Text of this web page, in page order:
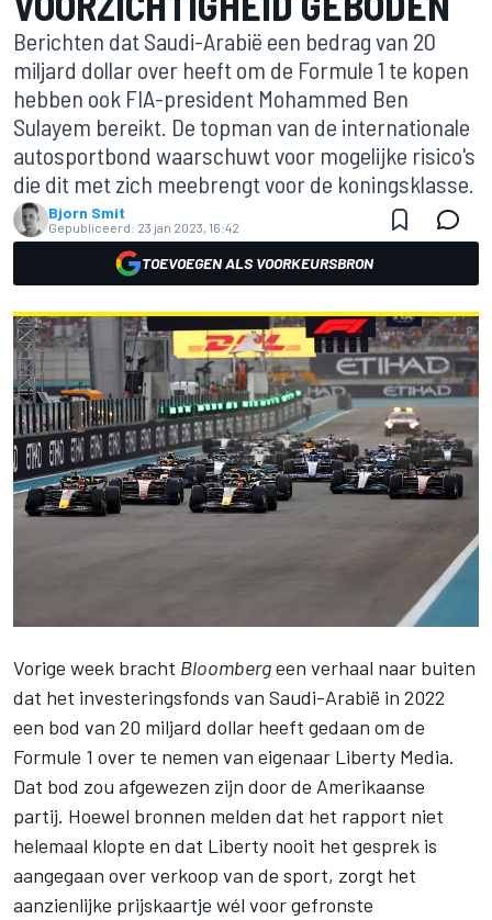
Berichten dat Saudi-Arabië een bedrag van 20
miljard dollar over heeft om de Formule 1 te kopen
hebben ook FIA-president Mohammed Ben
Sulayem bereikt. De topman van de internationale
autosportbond waarschuwt voor mogelijke risico's
die dit met zich meebrengt voor de koningsklasse.
Bjorn Smit
Gepubliceerd: 23 jan 2023, 16:42
TOEVOEGEN ALS VOORKEURSBRON
Vorige week bracht Bloombergeen verhaal naar buiten
dat het investeringsfonds van Saudi-Arabië in 2022
een bod van 20 miljard dollar heeft gedaan om de
Formule 1 over te nemen van eigenaar Liberty Media.
Dat bod zou afgewezen zijn door de Amerikaanse
partij. Hoewel bronnen melden dat het rapport niet
helemaal klopte en dat Liberty nooit het gesprek is
aangegaan over verkoop van de sport, zorgt het
aanzienlijke prijskaartje wél voor gefronste